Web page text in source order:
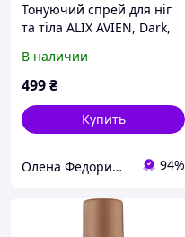
Тонуючий спрей для ніг
та тіла ALIX AVIEN, Dark,
В наличии
499₴
Купить
Олена Федоришина 94%